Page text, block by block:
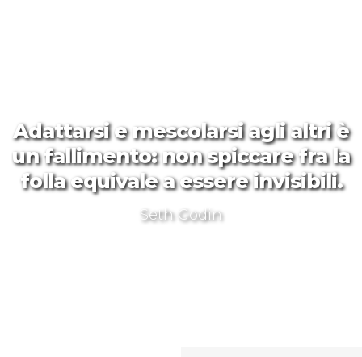
Adattarsi e mescolarsi agli altri è
un fallimento: non spiccare fra la
folla equivale a essere invisibili.
Seth Godin